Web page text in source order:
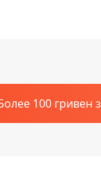
100 гривен